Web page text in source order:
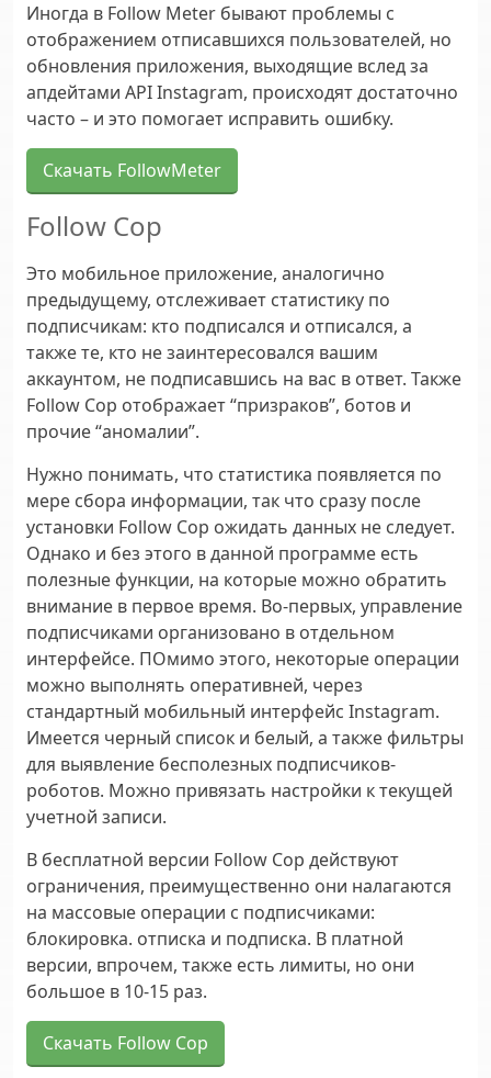
Иногда в Follow Meter бывают проблемы с
отображением отписавшихся пользователей, но
обновления приложения, выходящие вслед за
апдейтами API Instagram, происходят достаточно
часто – и это помогает исправить ошибку.
Скачать FollowMeter
Follow Cop
Это мобильное приложение, аналогично
предыдущему, отслеживает статистику по
подписчикам: кто подписался и отписался, а
также те, кто не заинтересовался вашим
аккаунтом, не подписавшись на вас в ответ. Также
Follow Cop отображает “призраков”, ботов и
прочие “аномалии”.
Нужно понимать, что статистика появляется по
мере сбора информации, так что сразу после
установки Follow Cop ожидать данных не следует.
Однако и без этого в данной программе есть
полезные функции, на которые можно обратить
внимание в первое время. Во-первых, управление
подписчиками организовано в отдельном
интерфейсе. ПОмимо этого, некоторые операции
можно выполнять оперативней, через
стандартный мобильный интерфейс Instagram.
Имеется черный список и белый, а также фильтры
для выявление бесполезных подписчиков-
роботов. Можно привязать настройки к текущей
учетной записи.
В бесплатной версии Follow Cop действуют
ограничения, преимущественно они налагаются
на массовые операции с подписчиками:
блокировка. отписка и подписка. В платной
версии, впрочем, также есть лимиты, но они
большое в 10-15 раз.
Скачать Follow Cop